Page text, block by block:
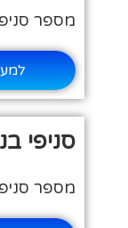
מספר
סניפי
מספר